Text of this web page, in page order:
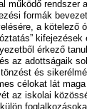
rendszer
formák
a kötelező
érkező
az adottságaik
és
célokat lát
az iskolai